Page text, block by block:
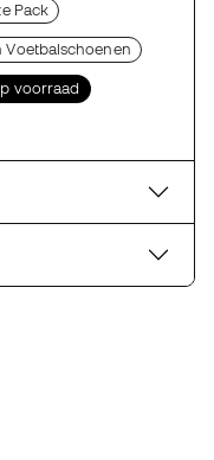
Pack
Voetbalschoenen
voorraad